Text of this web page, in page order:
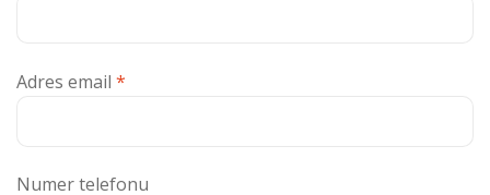
Adres email *
Numer telefonu